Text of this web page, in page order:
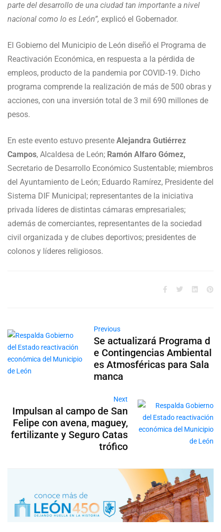
parte del desarrollo de una ciudad tan importante a nivel
nacional como lo es León”, explicó el Gobernador.
El Gobierno del Municipio de León diseñó el Programa de
Reactivación Económica, en respuesta a la pérdida de
empleos, producto de la pandemia por COVID-19. Dicho
programa comprende la realización de más de 500 obras y
acciones, con una inversión total de 3 mil 690 millones de
pesos.
En este evento estuvo presente Alejandra Gutiérrez
Campos, Alcaldesa de León; Ramón Alfaro Gómez,
Secretario de Desarrollo Económico Sustentable; miembros
del Ayuntamiento de León; Eduardo Ramírez, Presidente del
Sistema DIF Municipal; representantes de la iniciativa
privada líderes de distintas cámaras empresariales;
además de comerciantes, representantes de la sociedad
civil organizada y de clubes deportivos; presidentes de
colonos y líderes religiosos.
Previous
Se actualizará Programa d
e Contingencias Ambiental
es Atmosféricas para Sala
manca
Next
Impulsan al campo de San
Felipe con avena, maguey,
fertilizante y Seguro Catas
trófico